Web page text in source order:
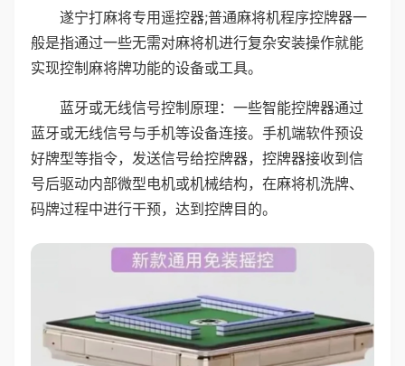
遂宁打麻将专用遥控器;普通麻将机程序控牌器一
般是指通过一些无需对麻将机进行复杂安装操作就能
实现控制麻将牌功能的设备或工具。
蓝牙或无线信号控制原理：一些智能控牌器通过
蓝牙或无线信号与手机等设备连接。手机端软件预设
好牌型等指令，发送信号给控牌器，控牌器接收到信
号后驱动内部微型电机或机械结构，在麻将机洗牌、
码牌过程中进行干预，达到控牌目的。